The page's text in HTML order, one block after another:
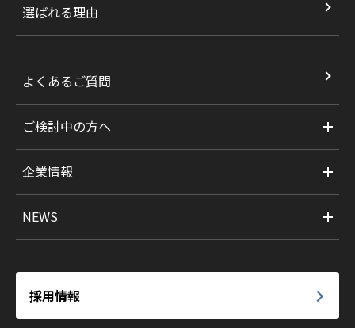
選ばれる理由
よくあるご質問
ご検討中の方へ
企業情報
NEWS
採用情報